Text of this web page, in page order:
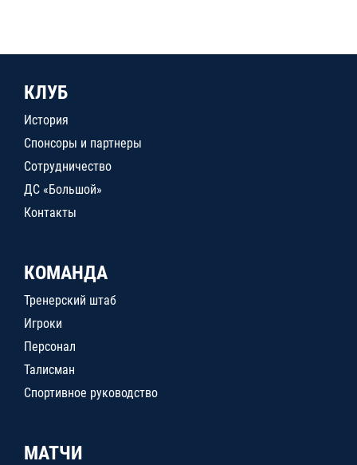
КЛУБ
История
Спонсоры и партнеры
Сотрудничество
ДС «Большой»
Контакты
КОМАНДА
Тренерский штаб
Игроки
Персонал
Талисман
Спортивное руководство
МАТЧИ